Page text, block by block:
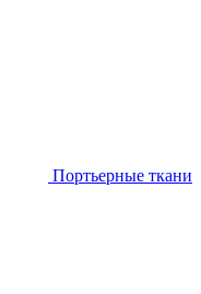
Портьерные ткани